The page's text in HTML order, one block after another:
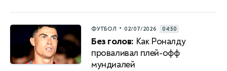
ФУТБОЛ • 02/07/2026 04:50
Без голов: Как Роналду
проваливал плей-офф
мундиалей